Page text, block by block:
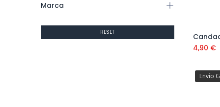
Marca
RESET
4,90 €
Envío